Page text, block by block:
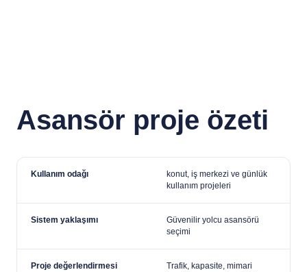
Asansör proje özeti
Kullanım odağı
konut, iş merkezi ve günlük
kullanım projeleri
Sistem yaklaşımı
Güvenilir yolcu asansörü
seçimi
Proje değerlendirmesi
Trafik, kapasite, mimari